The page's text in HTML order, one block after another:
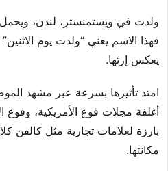
ولدت في ويستمنستر، لندن، ويحمل
فهذا الاسم يعني “ولدت يوم
يعكس إرثها.
امتد تأثيرها بسرعة عبر مشهد
أغلفة مجلات فوغ الأمريكية، وفوغ
بارزة لعلامات تجارية مثل كالفن
مكانتها.